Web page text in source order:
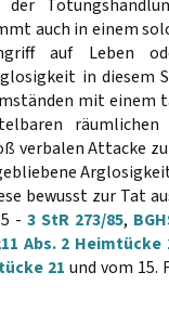
auch in einem
auf Leben
in diesem
mit
räumlichen
verbalen Attacke
bewusst zur Tat
- 3 StR 273/85,
Abs. 2 Heimtücke
21 und vom 15.